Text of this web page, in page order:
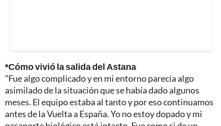
*Cómo vivió la salida del Astana
"Fue algo complicado y en mi entorno parecía algo
asimilado de la situación que se había dado algunos
meses. El equipo estaba al tanto y por eso continuamos
antes de la Vuelta a España. Yo no estoy dopado y mi